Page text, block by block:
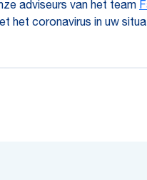
adviseurs van het team
het coronavirus in uw